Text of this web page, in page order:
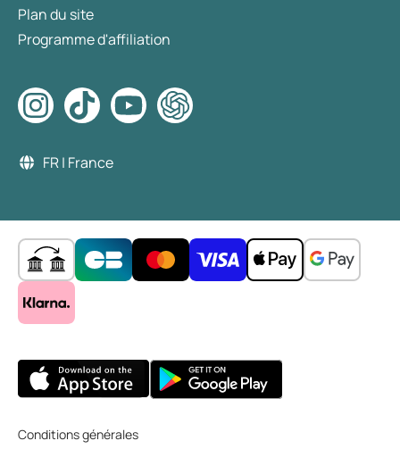
Plan du site
Programme d'affiliation
FR | France
Conditions générales